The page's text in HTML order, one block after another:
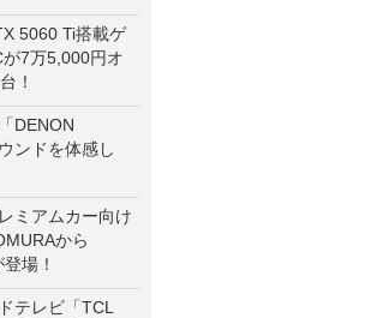
5060 Ti搭載ゲ
7万5,000円オ
！
DENON
ンドを体感し
ミアムカー向け
から
場！
テレビ「TCL